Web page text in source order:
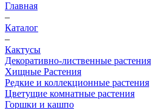
Главная
–
Каталог
–
Кактусы
Декоративно-лиственные растения
Хищные Растения
Редкие и коллекционные растения
Цветущие комнатные растения
Горшки и кашпо